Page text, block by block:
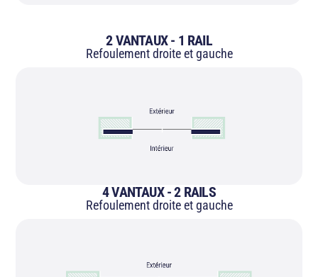
2 VANTAUX - 1 RAIL
Refoulement droite et gauche
4 VANTAUX - 2 RAILS
Refoulement droite et gauche